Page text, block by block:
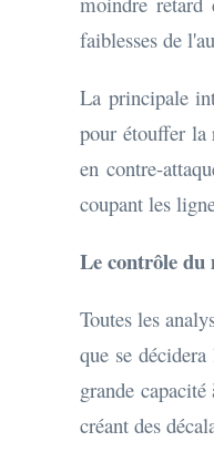
faiblesses de
La principale
pour étouffer la
en contre-
coupant les
Le contrôle du
Toutes les
que se
grande
créant des